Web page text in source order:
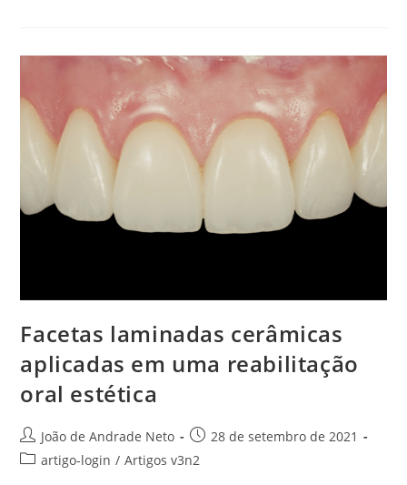
Facetas laminadas cerâmicas
aplicadas em uma reabilitação
oral estética
João de Andrade Neto
28 de setembro de 2021
artigo-login / Artigos v3n2